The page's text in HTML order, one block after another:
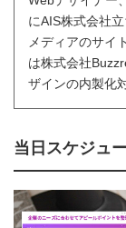
にAIS株式会社
メディアのサイ
は株式会社
ザインの内製化
当日スケジュ